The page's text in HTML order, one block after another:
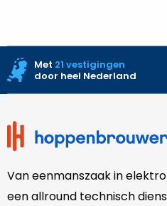
Site
Met 21 vestigingen
door heel Nederland
Van eenmanszaak in
een allround technisch